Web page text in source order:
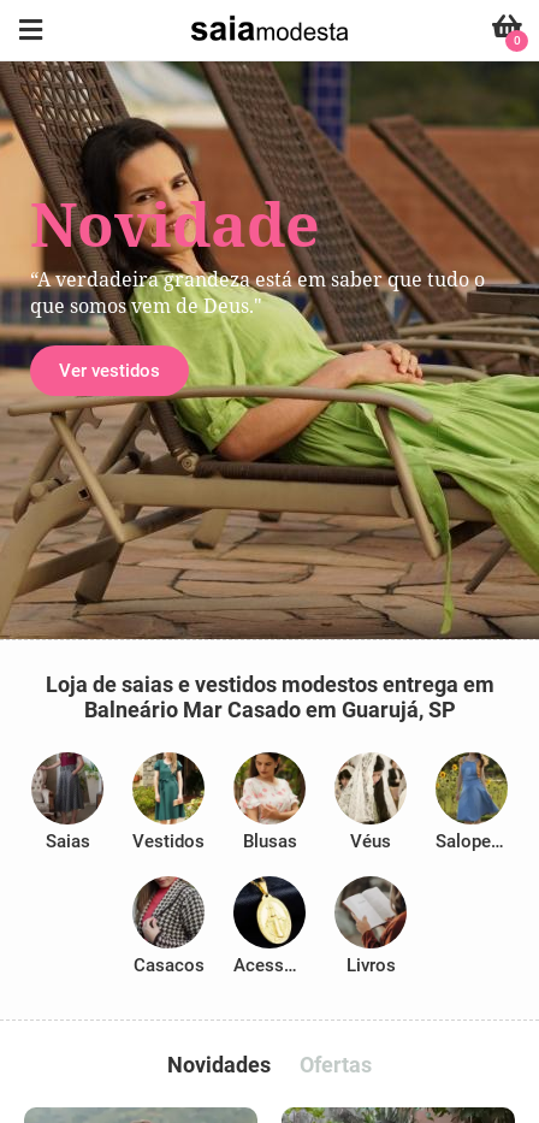
Novidade
“A verdadeira grandeza está em saber que tudo o
que somos vem de Deus."
Ver vestidos
0
Loja de saias e vestidos modestos entrega em
Balneário Mar Casado em Guarujá, SP
Saias Vestidos Blusas Véus Salopetes
Casacos Acessórios Livros
Novidades Ofertas